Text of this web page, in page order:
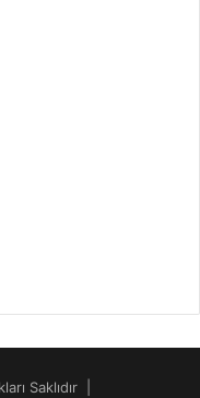
Saklıdır |